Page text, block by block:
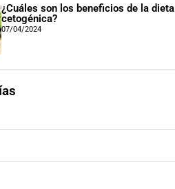
¿Cuáles son los beneficios de la dieta
cetogénica?
07/04/2024